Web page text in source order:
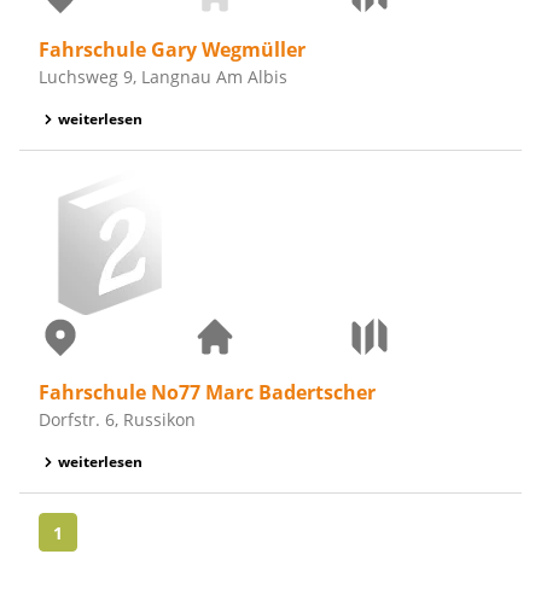
Fahrschule Gary Wegmüller
Luchsweg 9, Langnau Am Albis
weiterlesen
Fahrschule No77 Marc Badertscher
Dorfstr. 6, Russikon
weiterlesen
1